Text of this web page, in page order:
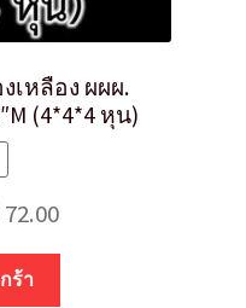
เหลือง ผผผ.
(4*4*4 หุน)
72.00
ร้า